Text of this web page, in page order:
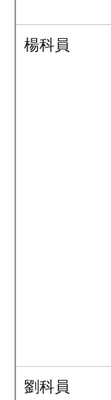
楊科員
劉科員